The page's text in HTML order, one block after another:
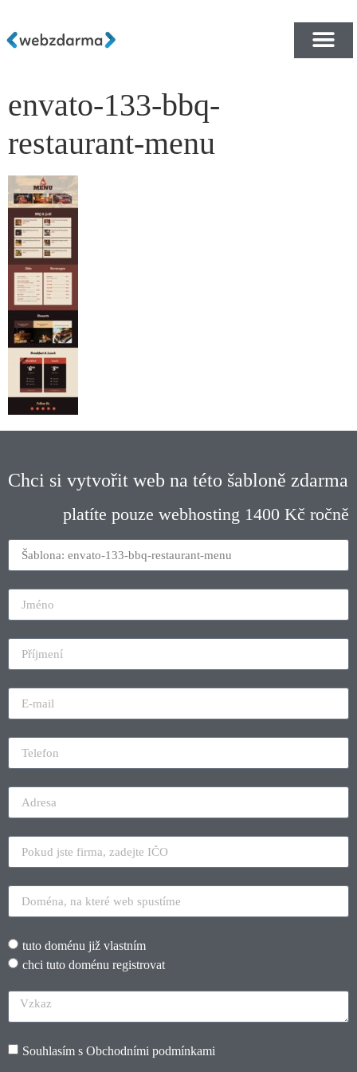
envato-133-bbq-
restaurant-menu
Chci si vytvořit web na této šabloně zdarma
platíte pouze webhosting 1400 Kč ročně
tuto doménu již vlastním
chci tuto doménu registrovat
Souhlasím s Obchodními podmínkami